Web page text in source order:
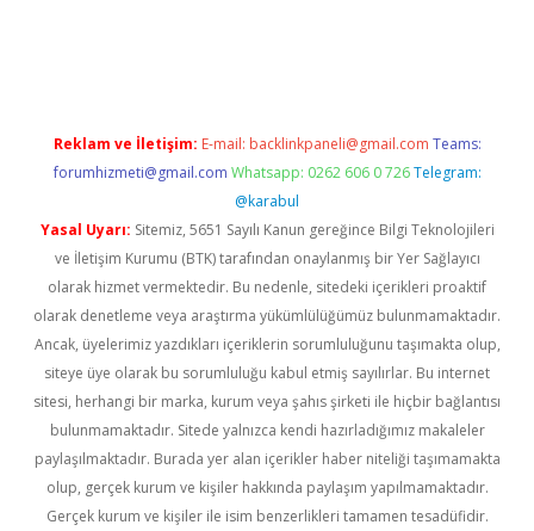
Reklam ve İletişim: E-mail: backlinkpaneli@gmail.com Teams:
forumhizmeti@gmail.com Whatsapp: 0262 606 0 726 Telegram:
@karabul
Yasal Uyarı: Sitemiz, 5651 Sayılı Kanun gereğince Bilgi Teknolojileri
ve İletişim Kurumu (BTK) tarafından onaylanmış bir Yer Sağlayıcı
olarak hizmet vermektedir. Bu nedenle, sitedeki içerikleri proaktif
olarak denetleme veya araştırma yükümlülüğümüz bulunmamaktadır.
Ancak, üyelerimiz yazdıkları içeriklerin sorumluluğunu taşımakta olup,
siteye üye olarak bu sorumluluğu kabul etmiş sayılırlar. Bu internet
sitesi, herhangi bir marka, kurum veya şahıs şirketi ile hiçbir bağlantısı
bulunmamaktadır. Sitede yalnızca kendi hazırladığımız makaleler
paylaşılmaktadır. Burada yer alan içerikler haber niteliği taşımamakta
olup, gerçek kurum ve kişiler hakkında paylaşım yapılmamaktadır.
Gerçek kurum ve kişiler ile isim benzerlikleri tamamen tesadüfidir.